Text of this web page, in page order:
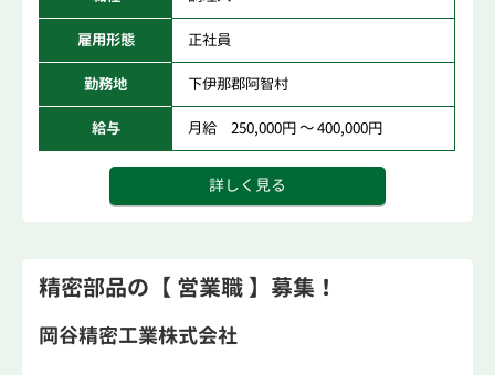
雇用形態 正社員
勤務地 下伊那郡阿智村
給与 月給 250,000円 ～ 400,000円
詳しく見る
精密部品の【 営業職 】募集！
岡谷精密工業株式会社